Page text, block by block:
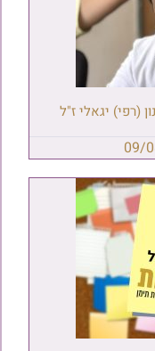
(רפי) יגאלי ז"ל
09/